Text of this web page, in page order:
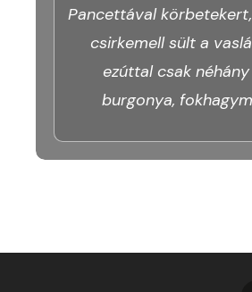
Pancettával
csirkemell sült a
ezúttal csak
burgonya,